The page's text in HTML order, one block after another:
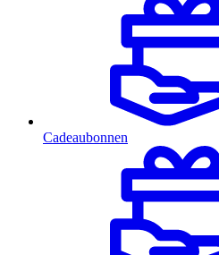
Cadeaubonnen